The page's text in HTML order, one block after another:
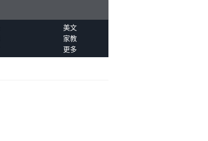
美文
家教
更多